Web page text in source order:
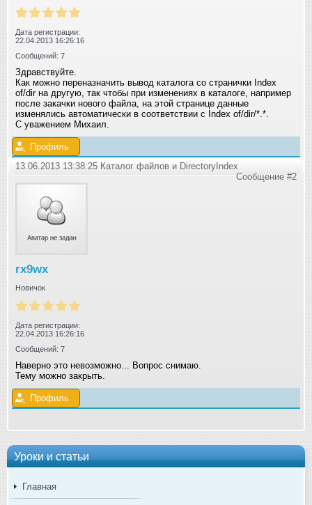
Уроки и статьи
Главная
Дата регистрации:
22.04.2013 16:26:16
Сообщений: 7
Здравствуйте.
Как можно переназначить вывод каталога со странички Index
of/dir на другую, так чтобы при изменениях в каталоге, например
после закачки нового файла, на этой странице данные
изменялись автоматически в соответствии с Index of/dir/*.*.
С уважением Михаил.
Профиль
13.06.2013 13:38:25 Каталог файлов и DirectoryIndex
Сообщение #2
rx9wx
Новичок
Дата регистрации:
22.04.2013 16:26:16
Сообщений: 7
Наверно это невозможно... Вопрос снимаю.
Тему можно закрыть.
Профиль